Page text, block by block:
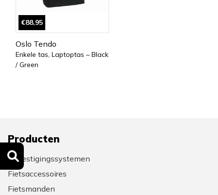
€88,95
Oslo Tendo
Enkele tas, Laptoptas – Black
/ Green
Producten
Bevestigingssystemen
Fietsaccessoires
Fietsmanden